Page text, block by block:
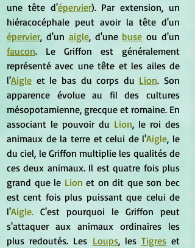
une tête d'épervier). Par extension, un
épervier, d'un aigle, d'une buse
faucon. Le Griffon est généralement
représenté avec une tête et les ailes de
l'Aigle et le bas du corps du Lion. Son
apparence évolue au fil des cultures
mésopotamienne, grecque et romaine. En
associant le pouvoir du Lion, le roi des
animaux de la terre et celui de l'Aigle, le
du ciel, le Griffon multiplie les qualités de
ces deux animaux. Il est quatre fois plus
grand que le Lion et on dit que son bec
est cent fois plus puissant que celui de
l'Aigle. C'est pourquoi le Griffon peut
s'attaquer aux animaux ordinaires les
plus redoutés. Les Loups, les Tigres et